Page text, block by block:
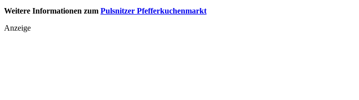
Weitere Informationen zum Pulsnitzer Pfefferkuchenmarkt
Anzeige